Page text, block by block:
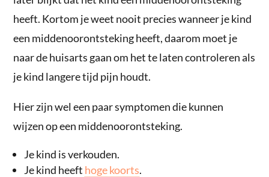
heeft. Kortom je weet nooit precies wanneer je kind
een middenoorontsteking heeft, daarom moet je
naar de huisarts gaan om het te laten controleren als
je kind langere tijd pijn houdt.
Hier zijn wel een paar symptomen die kunnen
wijzen op een middenoorontsteking.
Je kind is verkouden.
Je kind heeft hoge koorts.